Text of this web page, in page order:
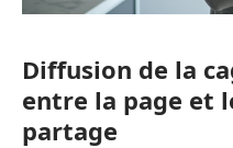
Diffusion de la
entre la page et
partage